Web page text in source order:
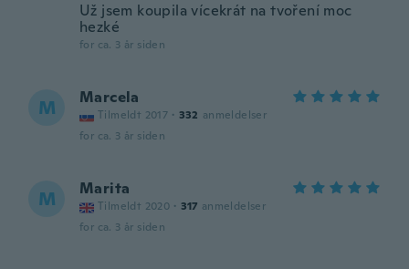
Už jsem koupila vícekrát na tvoření moc
hezké
for ca. 3 år siden
M Marcela
Tilmeldt 2017 · 332 anmeldelser
for ca. 3 år siden
M Marita
Tilmeldt 2020 · 317 anmeldelser
for ca. 3 år siden